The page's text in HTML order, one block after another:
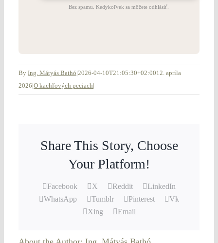
Bez spamu. Kedykoľvek sa môžete odhlásiť.
By Ing. Mátyás Bathó|2026-04-10T21:05:30+02:0012. apríla
2026|O kachľových peciach|
Share This Story, Choose
Your Platform!
Facebook X Reddit
LinkedIn
WhatsApp
Tumblr Pinterest
Vk
Xing
Email